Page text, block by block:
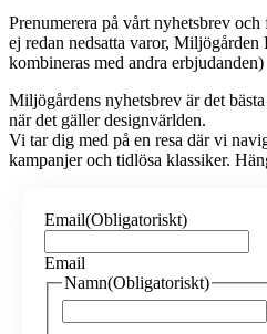
Prenumerera på vårt nyhetsbrev
ej redan nedsatta varor,
kombineras med andra erbjudanden)
Miljögårdens nyhetsbrev är det
när det gäller designvärlden.
Vi tar dig med på en resa där vi
kampanjer och tidlösa klassiker.
Email(Obligatoriskt)
Email
Namn(Obligatoriskt)